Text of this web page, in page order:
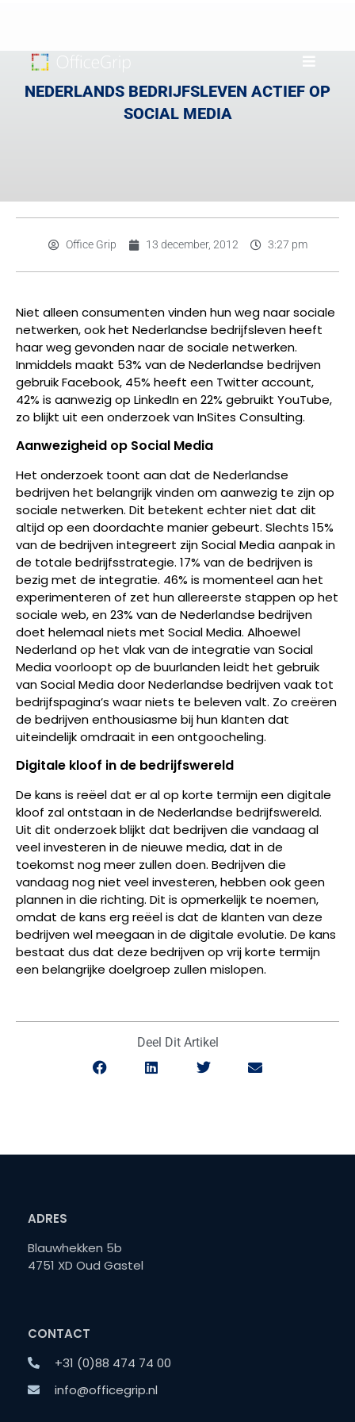
NEDERLANDS BEDRIJFSLEVEN ACTIEF OP
SOCIAL MEDIA
Office Grip 13 december, 2012 3:27 pm
Niet alleen consumenten vinden hun weg naar sociale
netwerken, ook het Nederlandse bedrijfsleven heeft
haar weg gevonden naar de sociale netwerken.
Inmiddels maakt 53% van de Nederlandse bedrijven
gebruik Facebook, 45% heeft een Twitter account,
42% is aanwezig op LinkedIn en 22% gebruikt YouTube,
zo blijkt uit een onderzoek van InSites Consulting.
Aanwezigheid op Social Media
Het onderzoek toont aan dat de Nederlandse
bedrijven het belangrijk vinden om aanwezig te zijn op
sociale netwerken. Dit betekent echter niet dat dit
altijd op een doordachte manier gebeurt. Slechts 15%
van de bedrijven integreert zijn Social Media aanpak in
de totale bedrijfsstrategie. 17% van de bedrijven is
bezig met de integratie. 46% is momenteel aan het
experimenteren of zet hun allereerste stappen op het
sociale web, en 23% van de Nederlandse bedrijven
doet helemaal niets met Social Media. Alhoewel
Nederland op het vlak van de integratie van Social
Media voorloopt op de buurlanden leidt het gebruik
van Social Media door Nederlandse bedrijven vaak tot
bedrijfspagina’s waar niets te beleven valt. Zo creëren
de bedrijven enthousiasme bij hun klanten dat
uiteindelijk omdraait in een ontgoocheling.
Digitale kloof in de bedrijfswereld
De kans is reëel dat er al op korte termijn een digitale
kloof zal ontstaan in de Nederlandse bedrijfswereld.
Uit dit onderzoek blijkt dat bedrijven die vandaag al
veel investeren in de nieuwe media, dat in de
toekomst nog meer zullen doen. Bedrijven die
vandaag nog niet veel investeren, hebben ook geen
plannen in die richting. Dit is opmerkelijk te noemen,
omdat de kans erg reëel is dat de klanten van deze
bedrijven wel meegaan in de digitale evolutie. De kans
bestaat dus dat deze bedrijven op vrij korte termijn
een belangrijke doelgroep zullen mislopen.
Deel Dit Artikel
ADRES
Blauwhekken 5b
4751 XD Oud Gastel
CONTACT
+31 (0)88 474 74 00
info@officegrip.nl